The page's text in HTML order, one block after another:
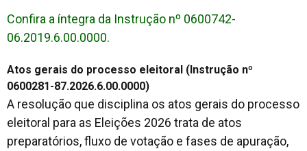
Confira a íntegra da Instrução nº 0600742-
06.2019.6.00.0000.
Atos gerais do processo eleitoral (Instrução nº
0600281-87.2026.6.00.0000)
A resolução que disciplina os atos gerais do processo
eleitoral para as Eleições 2026 trata de atos
preparatórios, fluxo de votação e fases de apuração,